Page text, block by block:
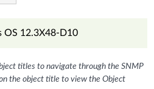
OS 12.3X48-D10
titles to navigate through the SNMP
the object title to view the Object